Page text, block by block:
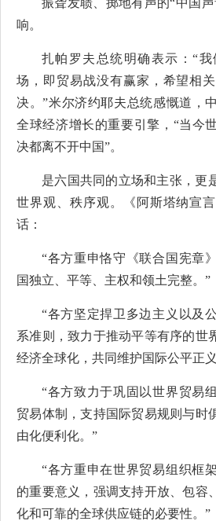
振聋发聩、掷地有声的“中国
响。
扎帕罗夫总统明确表示：“
场，即贸易战没有赢家，希望相
决。”米尔济约耶夫总统感慨道，
全球经济增长的重要引擎，“当今
决都离不开中国”。
是六国共同的立场和主张，更
世界观、秩序观。《阿斯塔纳宣
话：
“各方重申恪守《联合国宪章
国独立、平等、主权和领土完整。”
“各方坚定捍卫多边主义以及
系准则，致力于推动平等有序的世
经济全球化，共同维护国际公平正
“各方致力于巩固以世界贸易
贸易体制，支持国际贸易规则与时
由化便利化。”
“各方重申在世界贸易组织框
的重要意义，强调支持开放、包容
化和可靠的全球供应链的必要性。”